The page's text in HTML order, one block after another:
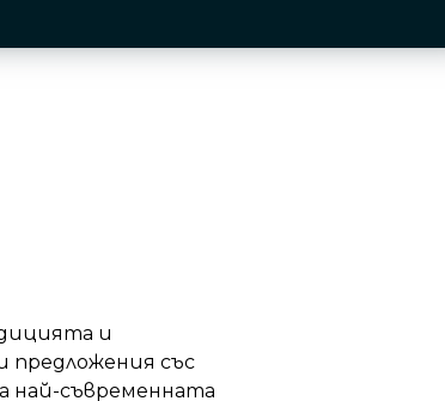
и
предложения със
най-съвременната